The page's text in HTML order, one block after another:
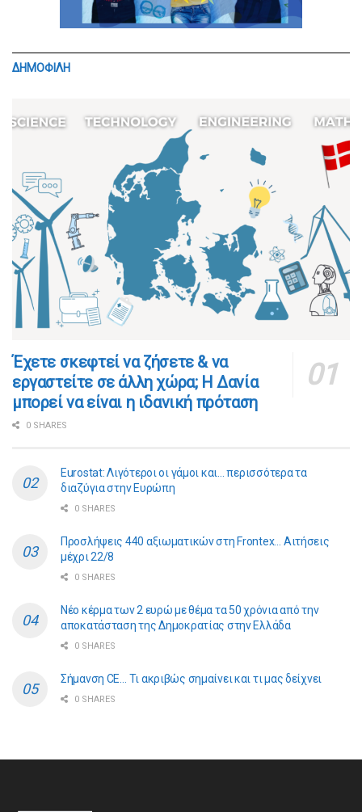
ΔΗΜΟΦΙΛΗ
​​Έχετε σκεφτεί να ζήσετε & να
εργαστείτε σε άλλη χώρα; Η Δανία
μπορεί να είναι η ιδανική πρόταση
0 SHARES
Eurostat: Λιγότεροι οι γάμοι και… περισσότερα τα
διαζύγια στην Ευρώπη
0 SHARES
Προσλήψεις 440 αξιωματικών στη Frontex… Αιτήσεις
μέχρι 22/8
0 SHARES
Νέο κέρμα των 2 ευρώ με θέμα τα 50 χρόνια από την
αποκατάσταση της Δημοκρατίας στην Ελλάδα
0 SHARES
Σήμανση CE… Τι ακριβώς σημαίνει και τι μας δείχνει
0 SHARES